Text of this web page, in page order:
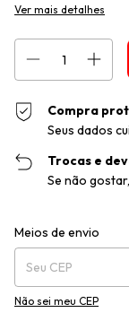
Ver mais detalhes
Compra
Seus dados
Trocas e
Se não
Entregas para o CEP:
Meios de envio
Não sei meu CEP